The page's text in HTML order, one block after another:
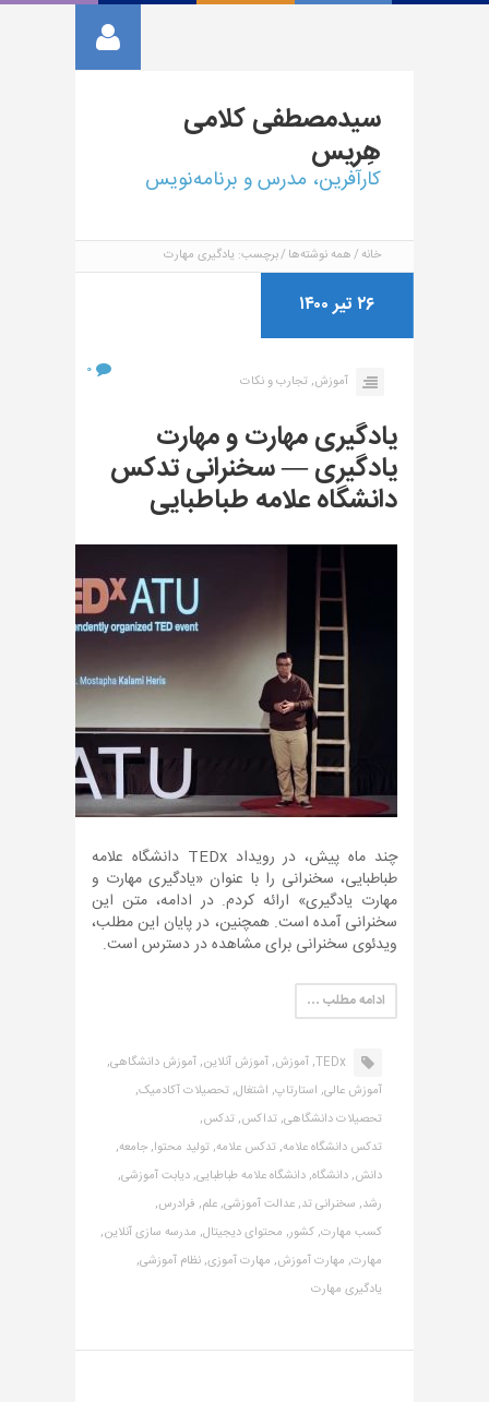
سیدمصطفیکلامی
هِریس
کارآفرین، مدرس و برنامه‌نویس
خانه همه نوشته‌ها برچسب: یادگیری مهارت
۲۶ تیر ۱۴۰۰
آموزش,تجارب و نکات
۰
یادگیری مهارت و مهارت
یادگیری — سخنرانی تدکس
دانشگاه علامه طباطبایی
چند ماه پیش، در رویداد TEDx دانشگاه علامه
طباطبایی، سخنرانی را با عنوان «یادگیری مهارت و
مهارت یادگیری» ارائه کردم. در ادامه، متن این
سخنرانی آمده است. همچنین، در پایان این مطلب،
ویدئوی سخنرانی برای مشاهده در دسترس است.
ادامه مطلب …
TEDx, آموزش,آموزش آنلاین,آموزش دانشگاهی,
آموزش عالی, استارتاپ, اشتغال,تحصیلات آکادمیک,
تحصیلات دانشگاهی,تداکس,تدکس,
تدکس دانشگاه علامه,تدکس علامه,تولید محتوا,جامعه,
دانش,دانشگاه,دانشگاه علامه طباطبایی,دیابت آموزشی,
رشد, سخنرانی تد,عدالت آموزشی,علم, فرادرس,
کسب مهارت,کشور, محتوای دیجیتال, مدرسه سازی آنلاین,
مهارت, مهارت آموزش, مهارت آموزی,نظام آموزشی,
یادگیری مهارت